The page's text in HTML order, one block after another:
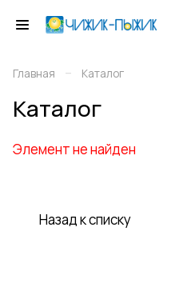
Главная – Каталог
Каталог
Элемент не найден
Назад к списку